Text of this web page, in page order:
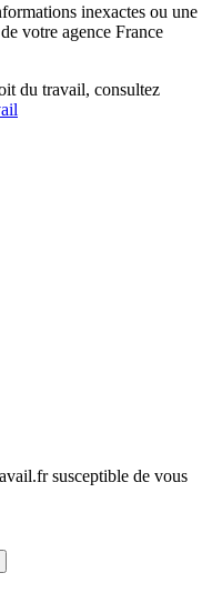
inexactes ou une
votre agence France
du travail, consultez
susceptible de vous